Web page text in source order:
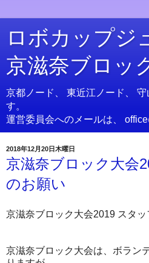
ロボカップジ
京滋奈ブロッ
京都ノード、 東近江ノード、
す。
運営委員会へのメールは、
2018年12月20日木曜日
京滋奈ブロック大会
のお願い
京滋奈ブロック大会2019 スタ
京滋奈ブロック大会は、ボラン